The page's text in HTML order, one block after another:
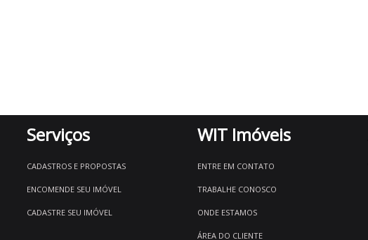
Serviços
CADASTROS E PROPOSTAS
ENCOMENDE SEU IMÓVEL
CADASTRE SEU IMÓVEL
WIT Imóveis
ENTRE EM CONTATO
TRABALHE CONOSCO
ONDE ESTAMOS
ÁREA DO CLIENTE